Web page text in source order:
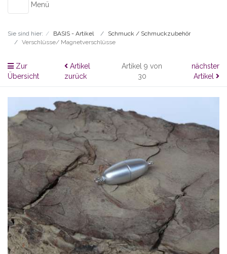
Menü
Sie sind hier: BASIS - Artikel
Schmuck / Schmuckzubehör
Verschlüsse/ Magnetverschlüsse
Zur
Übersicht
Artikel
zurück
Artikel 9 von
30
nächster
Artikel